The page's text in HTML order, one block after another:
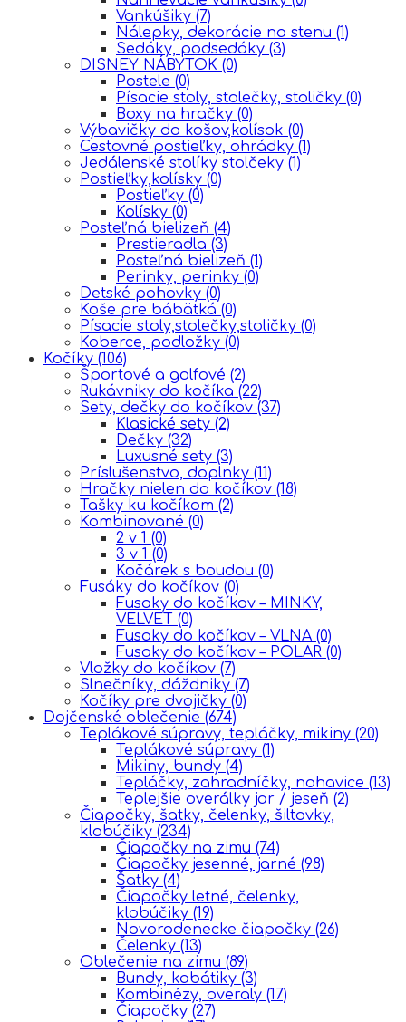
Vankúšiky (7)
Nálepky, dekorácie na stenu (1)
Sedáky, podsedáky (3)
DISNEY NÁBYTOK (0)
Postele (0)
Písacie stoly, stolečky, stoličky (0)
Boxy na hračky (0)
Výbavičky do košov,kolísok (0)
Cestovné postieľky, ohrádky (1)
Jedálenské stolíky stolčeky (1)
Postieľky,kolísky (0)
Postieľky (0)
Kolísky (0)
Posteľná bielizeň (4)
Prestieradla (3)
Posteľná bielizeň (1)
Perinky, perinky (0)
Detské pohovky (0)
Koše pre bábätká (0)
Písacie stoly,stolečky,stoličky (0)
Koberce, podložky (0)
Kočíky (106)
Športové a golfové (2)
Rukávniky do kočíka (22)
Sety, dečky do kočíkov (37)
Klasické sety (2)
Dečky (32)
Luxusné sety (3)
Príslušenstvo, doplnky (11)
Hračky nielen do kočíkov (18)
Tašky ku kočíkom (2)
Kombinované (0)
2 v 1 (0)
3 v 1 (0)
Kočárek s boudou (0)
Fusáky do kočíkov (0)
Fusaky do kočíkov – MINKY,
VELVET (0)
Fusaky do kočíkov – VLNA (0)
Fusaky do kočíkov – POLAR (0)
Vložky do kočíkov (7)
Slnečníky, dáždniky (7)
Kočíky pre dvojičky (0)
Dojčenské oblečenie (674)
Teplákové súpravy, tepláčky, mikiny (20)
Teplákové súpravy (1)
Mikiny, bundy (4)
Tepláčky, zahradníčky, nohavice (13)
Teplejšie overálky jar / jeseň (2)
Čiapočky, šatky, čelenky, šiltovky,
klobúčiky (234)
Čiapočky na zimu (74)
Čiapočky jesenné, jarné (98)
Šatky (4)
Čiapočky letné, čelenky,
klobúčiky (19)
Novorodenecke čiapočky (26)
Čelenky (13)
Oblečenie na zimu (89)
Bundy, kabátiky (3)
Kombinézy, overaly (17)
Čiapočky (27)